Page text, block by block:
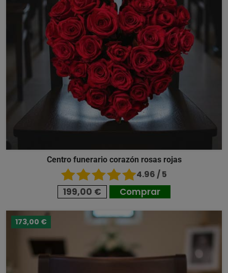
Centro funerario corazón rosas rojas
4.96 / 5
199,00 € Comprar
173,00 €